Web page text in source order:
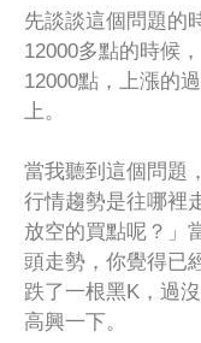
先談談這個問題的
12000多點的時候
12000點，上漲的
上。
當我聽到這個問題
行情趨勢是往哪裡
放空的買點呢？」
頭走勢，你覺得已
跌了一根黑K，過
高興一下。